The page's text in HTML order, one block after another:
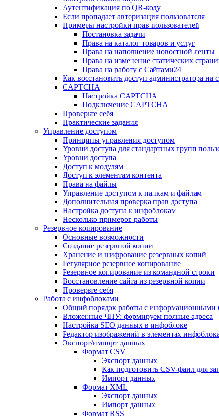
Аутентификация по QR-коду
Если пропадает авторизация пользователя
Примеры настройки прав пользователей
Постановка задачи
Права на каталог товаров и услуг
Права на наполнение новостной ленты
Права на изменение статических
Права на работу с Сайтами24
Как восстановить доступ администратора на
CAPTCHA
Настройка CAPTCHA
Подключение CAPTCHA
Проверьте себя
Практические задания
Управление доступом
Принципы управления доступом
Уровни доступа для стандартных групп
Уровни доступа
Доступ к модулям
Доступ к элементам контента
Права на файлы
Управление доступом к папкам и файлам
Дополнительная проверка прав доступа
Настройка доступа к инфоблокам
Несколько примеров работы
Резервное копирование
Основные возможности
Создание резервной копии
Хранение и шифрование резервных копий
Регулярное резервное копирование
Резервное копирование из командной строки
Восстановление сайта из резервной копии
Проверьте себя
Работа с инфоблоками
Общий порядок работы с информационными
Вложенные ЧПУ: формируем полные адреса
Настройка SEO данных в инфоблоке
Редактор изображений в элементах инфоблока
Экспорт/импорт данных
Формат CSV
Экспорт данных
Как подготовить CSV-файл для
Импорт данных
Формат XML
Экспорт данных
Импорт данных
Формат RSS